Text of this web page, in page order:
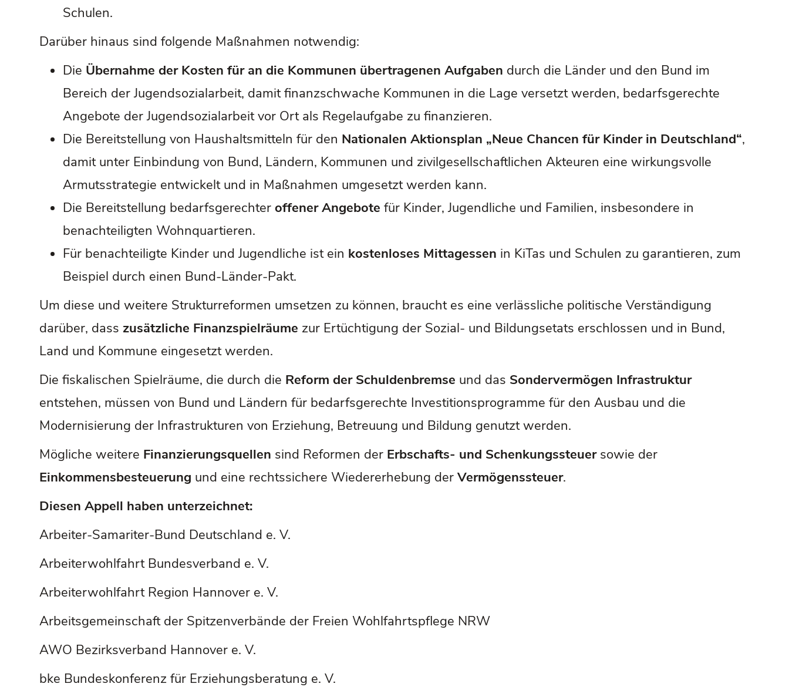
Schulen.
Darüber hinaus sind folgende Maßnahmen notwendig:
Die Übernahme der Kosten für an die Kommunen übertragenen Aufgaben durch die Länder und den Bund im
Bereich der Jugendsozialarbeit, damit finanzschwache Kommunen in die Lage versetzt werden, bedarfsgerechte
Angebote der Jugendsozialarbeit vor Ort als Regelaufgabe zu finanzieren.
Die Bereitstellung von Haushaltsmitteln für den Nationalen Aktionsplan „Neue Chancen für Kinder in Deutschland“,
damit unter Einbindung von Bund, Ländern, Kommunen und zivilgesellschaftlichen Akteuren eine wirkungsvolle
Armutsstrategie entwickelt und in Maßnahmen umgesetzt werden kann.
Die Bereitstellung bedarfsgerechteroffener Angebotefür Kinder, Jugendliche und Familien, insbesondere in
benachteiligten Wohnquartieren.
Für benachteiligte Kinder und Jugendliche ist ein kostenloses Mittagessen in KiTas und Schulen zu garantieren, zum
Beispiel durch einen Bund-Länder-Pakt.
Um diese und weitere Strukturreformen umsetzen zu können, braucht es eine verlässliche politische Verständigung
darüber, dass zusätzliche Finanzspielräume zur Ertüchtigung der Sozial- und Bildungsetats erschlossen und in Bund,
Land und Kommune eingesetzt werden.
Die fiskalischen Spielräume, die durch die Reform der Schuldenbremse und das Sondervermögen Infrastruktur
entstehen, müssen von Bund und Ländern für bedarfsgerechte Investitionsprogramme für den Ausbau und die
Modernisierung der Infrastrukturen von Erziehung, Betreuung und Bildung genutzt werden.
Mögliche weitere Finanzierungsquellen sind Reformen der Erbschafts- und Schenkungssteuer sowie der
Einkommensbesteuerung und eine rechtssichere Wiedererhebung derVermögenssteuer.
Diesen Appell haben unterzeichnet:
Arbeiter-Samariter-Bund Deutschland e. V.
Arbeiterwohlfahrt Bundesverband e. V.
Arbeiterwohlfahrt Region Hannover e. V.
Arbeitsgemeinschaft der Spitzenverbände der Freien Wohlfahrtspflege NRW
AWO Bezirksverband Hannover e. V.
bke Bundeskonferenz für Erziehungsberatung e. V.